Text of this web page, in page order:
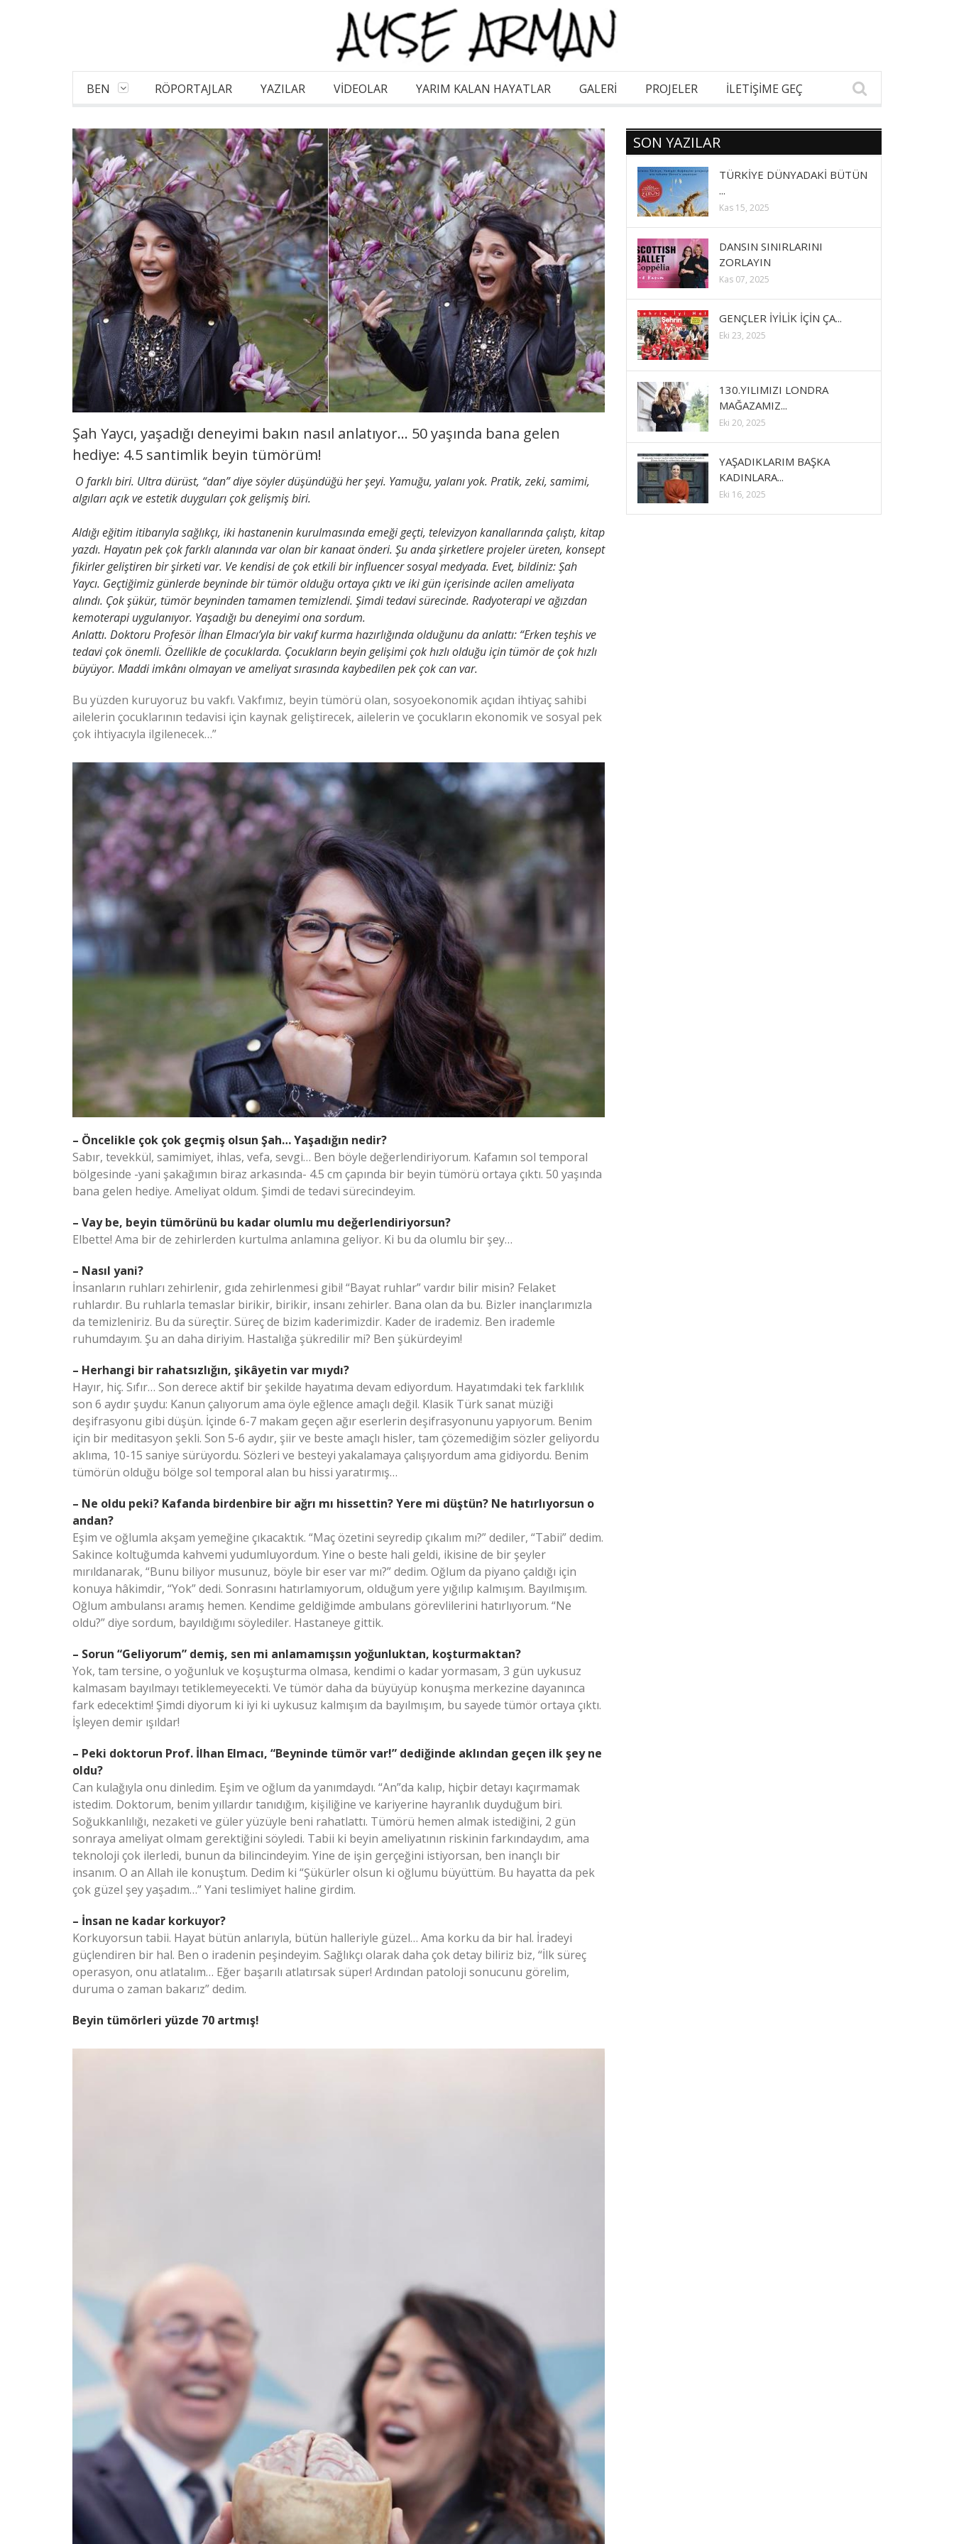
BEN RÖPORTAJLAR YAZILAR VİDEOLAR YARIM KALAN HAYATLAR GALERI PROJELER İLETİŞİME GEÇ
Şah Yaycı, yaşadığı deneyimi bakın nasıl anlatıyor… 50 yaşında bana gelen
hediye: 4.5 santimlik beyin tümörüm!
O farklı biri. Ultra dürüst, “dan” diye söyler düşündüğü her şeyi. Yamuğu, yalanı yok. Pratik, zeki, samimi,
algıları açık ve estetik duyguları çok gelişmiş biri.
Aldığı eğitim itibarıyla sağlıkçı, iki hastanenin kurulmasında emeği geçti, televizyon kanallarında çalıştı, kitap
yazdı. Hayatın pek çok farklı alanında var olan bir kanaat önderi. Şu anda şirketlere projeler üreten, konsept
fikirler geliştiren bir şirketi var. Ve kendisi de çok etkili bir influencer sosyal medyada. Evet, bildiniz: Şah
Yaycı. Geçtiğimiz günlerde beyninde bir tümör olduğu ortaya çıktı ve iki gün içerisinde acilen ameliyata
alındı. Çok şükür, tümör beyninden tamamen temizlendi. Şimdi tedavi sürecinde. Radyoterapi ve ağızdan
kemoterapi uygulanıyor. Yaşadığı bu deneyimi ona sordum.
Anlattı. Doktoru Profesör İlhan Elmacı’yla bir vakıf kurma hazırlığında olduğunu da anlattı: “Erken teşhis ve
tedavi çok önemli. Özellikle de çocuklarda. Çocukların beyin gelişimi çok hızlı olduğu için tümör de çok hızlı
büyüyor. Maddi imkânı olmayan ve ameliyat sırasında kaybedilen pek çok can var.
Bu yüzden kuruyoruz bu vakfı. Vakfımız, beyin tümörü olan, sosyoekonomik açıdan ihtiyaç sahibi
ailelerin çocuklarının tedavisi için kaynak geliştirecek, ailelerin ve çocukların ekonomik ve sosyal pek
çok ihtiyacıyla ilgilenecek…”
– Öncelikle çok çok geçmiş olsun Şah… Yaşadığın nedir?
Sabır, tevekkül, samimiyet, ihlas, vefa, sevgi… Ben böyle değerlendiriyorum. Kafamın sol temporal
bölgesinde -yani şakağımın biraz arkasında- 4.5 cm çapında bir beyin tümörü ortaya çıktı. 50 yaşında
bana gelen hediye. Ameliyat oldum. Şimdi de tedavi sürecindeyim.
– Vay be, beyin tümörünü bu kadar olumlu mu değerlendiriyorsun?
Elbette! Ama bir de zehirlerden kurtulma anlamına geliyor. Ki bu da olumlu bir şey…
– Nasıl yani?
İnsanların ruhları zehirlenir, gıda zehirlenmesi gibi! “Bayat ruhlar” vardır bilir misin? Felaket
ruhlardır. Bu ruhlarla temaslar birikir, birikir, insanı zehirler. Bana olan da bu. Bizler inançlarımızla
da temizleniriz. Bu da süreçtir. Süreç de bizim kaderimizdir. Kader de irademiz. Ben irademle
ruhumdayım. Şu an daha diriyim. Hastalığa şükredilir mi? Ben şükürdeyim!
– Herhangi bir rahatsızlığın, şikâyetin var mıydı?
Hayır, hiç. Sıfır… Son derece aktif bir şekilde hayatıma devam ediyordum. Hayatımdaki tek farklılık
son 6 aydır şuydu: Kanun çalıyorum ama öyle eğlence amaçlı değil. Klasik Türk sanat müziği
deşifrasyonu gibi düşün. İçinde 6-7 makam geçen ağır eserlerin deşifrasyonunu yapıyorum. Benim
için bir meditasyon şekli. Son 5-6 aydır, şiir ve beste amaçlı hisler, tam çözemediğim sözler geliyordu
aklıma, 10-15 saniye sürüyordu. Sözleri ve besteyi yakalamaya çalışıyordum ama gidiyordu. Benim
tümörün olduğu bölge sol temporal alan bu hissi yaratırmış…
– Ne oldu peki? Kafanda birdenbire bir ağrı mı hissettin? Yere mi düştün? Ne hatırlıyorsun o
andan?
Eşim ve oğlumla akşam yemeğine çıkacaktık. “Maç özetini seyredip çıkalım mı?” dediler, “Tabii” dedim.
Sakince koltuğumda kahvemi yudumluyordum. Yine o beste hali geldi, ikisine de bir şeyler
mırıldanarak, “Bunu biliyor musunuz, böyle bir eser var mı?” dedim. Oğlum da piyano çaldığı için
konuya hâkimdir, “Yok” dedi. Sonrasını hatırlamıyorum, olduğum yere yığılıp kalmışım. Bayılmışım.
Oğlum ambulansı aramış hemen. Kendime geldiğimde ambulans görevlilerini hatırlıyorum. “Ne
oldu?” diye sordum, bayıldığımı söylediler. Hastaneye gittik.
– Sorun “Geliyorum” demiş, sen mi anlamamışsın yoğunluktan, koşturmaktan?
Yok, tam tersine, o yoğunluk ve koşuşturma olmasa, kendimi o kadar yormasam, 3 gün uykusuz
kalmasam bayılmayı tetiklemeyecekti. Ve tümör daha da büyüyüp konuşma merkezine dayanınca
fark edecektim! Şimdi diyorum ki iyi ki uykusuz kalmışım da bayılmışım, bu sayede tümör ortaya çıktı.
İşleyen demir ışıldar!
– Peki doktorun Prof. İlhan Elmacı, “Beyninde tümör var!” dediğinde aklından geçen ilk şey ne
oldu?
Can kulağıyla onu dinledim. Eşim ve oğlum da yanımdaydı. “An”da kalıp, hiçbir detayı kaçırmamak
istedim. Doktorum, benim yıllardır tanıdığım, kişiliğine ve kariyerine hayranlık duyduğum biri.
Soğukkanlılığı, nezaketi ve güler yüzüyle beni rahatlattı. Tümörü hemen almak istediğini, 2 gün
sonraya ameliyat olmam gerektiğini söyledi. Tabii ki beyin ameliyatının riskinin farkındaydım, ama
teknoloji çok ilerledi, bunun da bilincindeyim. Yine de işin gerçeğini istiyorsan, ben inançlı bir
insanım. O an Allah ile konuştum. Dedim ki “Şükürler olsun ki oğlumu büyüttüm. Bu hayatta da pek
çok güzel şey yaşadım…” Yani teslimiyet haline girdim.
– İnsan ne kadar korkuyor?
Korkuyorsun tabii. Hayat bütün anlarıyla, bütün halleriyle güzel… Ama korku da bir hal. İradeyi
güçlendiren bir hal. Ben o iradenin peşindeyim. Sağlıkçı olarak daha çok detay biliriz biz, “İlk süreç
operasyon, onu atlatalım… Eğer başarılı atlatırsak süper! Ardından patoloji sonucunu görelim,
duruma o zaman bakarız” dedim.
Beyin tümörleri yüzde 70 artmış!
SON YAZILAR
TÜRKİYE DÜNYADAKİ BÜTÜN
...
Kas 15, 2025
DANSIN SINIRLARINI
ZORLAYIN
Kas 07, 2025
GENÇLER İYİLİK İÇİN ÇA...
Eki 23, 2025
130.YILIMIZI LONDRA
MAĞAZAMIZ...
Eki 20, 2025
YAŞADIKLARIM BAŞKA
KADINLARA...
Eki 16, 2025